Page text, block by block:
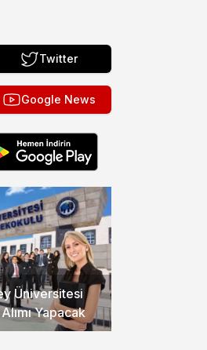
Twitter
Google News
Üniversitesi
Yapacak